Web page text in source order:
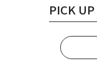
PICK UP